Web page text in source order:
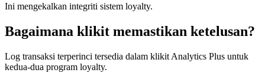
Ini mengekalkan integriti sistem loyalty.
Bagaimana klikit memastikan ketelusan?
Log transaksi terperinci tersedia dalam klikit Analytics Plus untuk
kedua-dua program loyalty.